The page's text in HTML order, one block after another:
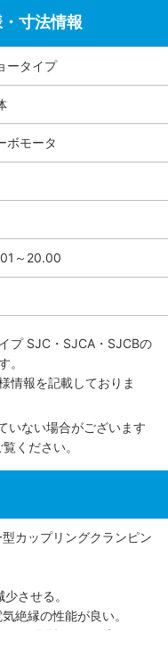
寸法情報
ータイプ
ボモータ
～20.00
プ SJC・SJCA・SJCBの
。
情報を記載しておりま
いない場合がございます
ください。
カップリングクランピン
させる。
絶縁の性能が良い。
じり剛性のカップリン